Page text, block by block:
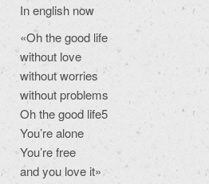
In english now
«Oh the good life
without love
without worries
without problems
Oh the good life5
You’re alone
You’re free
and you love it»